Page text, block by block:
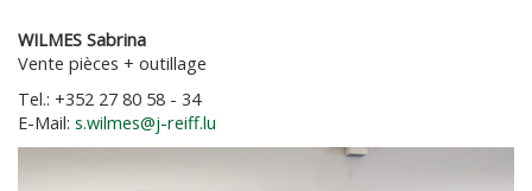
WILMES Sabrina
Vente pièces + outillage
Tel.: +352 27 80 58 - 34
E-Mail: s.wilmes@j-reiff.lu